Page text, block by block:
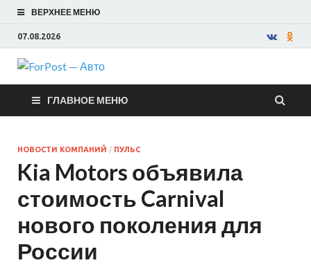
ВЕРХНЕЕ МЕНЮ
07.08.2026
ForPost —
Авто
ГЛАВНОЕ МЕНЮ
НОВОСТИ КОМПАНИЙ / ПУЛЬС
Kia Motors объявила
стоимость Carnival
нового поколения для
России